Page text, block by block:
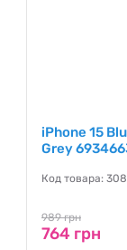
iPhone 15
Grey
Код товара:
989 грн
764 грн